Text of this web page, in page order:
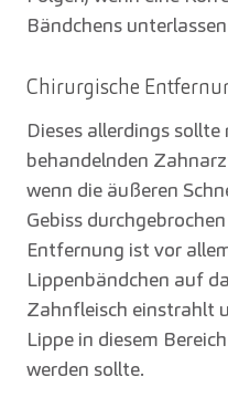
Bändchens
Chirurgische
Dieses allerdings
behandelnden
wenn die äußeren
Gebiss
Entfernung ist vor
Lippenbändchen auf
Zahnfleisch einstrahlt
Lippe in diesem
werden sollte.